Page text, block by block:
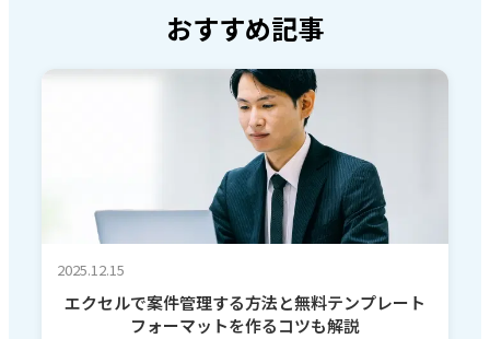
おすすめ記事
2025.12.15
エクセルで案件管理する方法と無料テンプレート
フォーマットを作るコツも解説